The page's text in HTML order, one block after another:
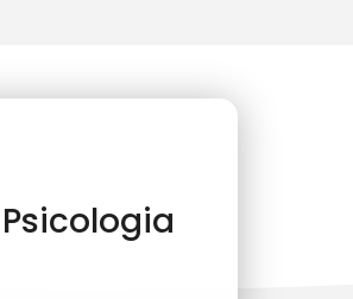
Psicologia